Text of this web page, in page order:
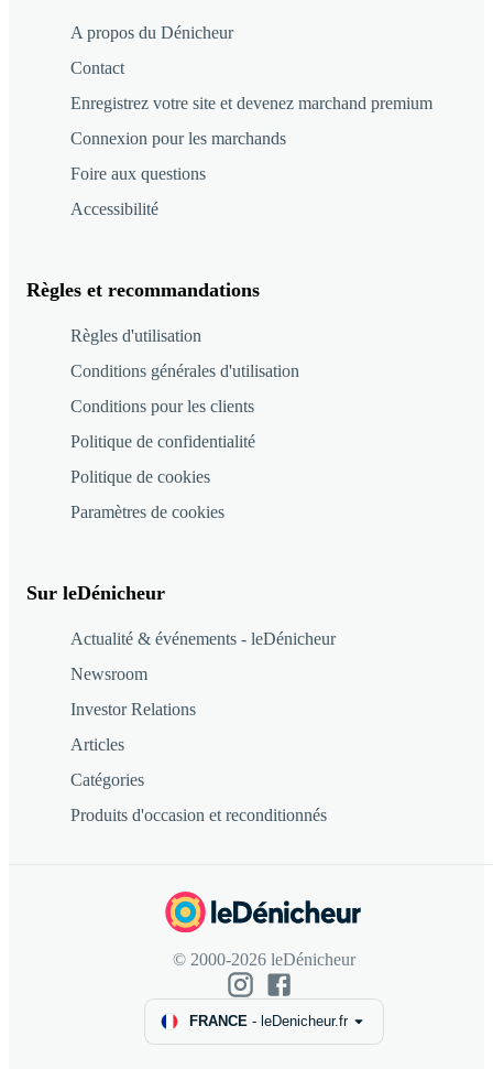
A propos du Dénicheur
Contact
Enregistrez votre site et devenez marchand premium
Connexion pour les marchands
Foire aux questions
Accessibilité
Règles et recommandations
Règles d'utilisation
Conditions générales d'utilisation
Conditions pour les clients
Politique de confidentialité
Politique de cookies
Paramètres de cookies
Sur leDénicheur
Actualité & événements - leDénicheur
Newsroom
Investor Relations
Articles
Catégories
Produits d'occasion et reconditionnés
© 2000-2026 leDénicheur
FRANCE - leDenicheur.fr